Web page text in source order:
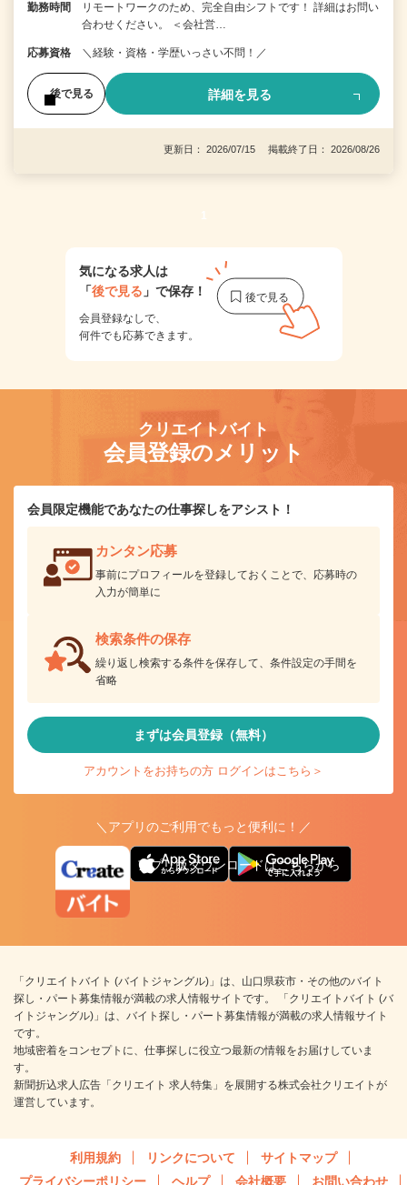
勤務時間
リモートワークのため、完全自由シフトです！ 詳細はお問い
合わせください。 ＜会社営…
応募資格 ＼経験・資格・学歴いっさい不問！／
後で見る 詳細を見る
更新日： 2026/07/15 掲載終了日： 2026/08/26
1
気になる求人は
「後で見る 」で保存！
会員登録なしで、
何件でも応募できます。
クリエイトバイト
会員登録のメリット
会員限定機能であなたの仕事探しをアシスト！
カンタン応募
事前にプロフィールを登録しておくことで、応募時の
入力が簡単に
検索条件の保存
繰り返し検索する条件を保存して、条件設定の手間を
省略
まずは会員登録（無料）
アカウントをお持ちの方 ログインはこちら＞
＼アプリのご利用でもっと便利に！／
アプリ版ダウンロードはこちらから
「クリエイトバイト (バイトジャングル)」は、山口県萩市・その他のバイト
探し・パート募集情報が満載の求人情報サイトです。 「クリエイトバイト (バ
イトジャングル)」は、バイト探し・パート募集情報が満載の求人情報サイト
です。
地域密着をコンセプトに、仕事探しに役立つ最新の情報をお届けしていま
す。
新聞折込求人広告「クリエイト 求人特集」を展開する株式会社クリエイトが
運営しています。
利用規約 リンクについて
サイトマップ
プライバシーポリシー
ヘルプ 会社概要 お問い合わせ